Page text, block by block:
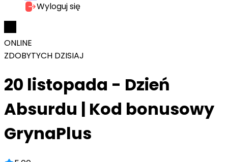
Wyloguj się
ONLINE
ZDOBYTYCH DZISIAJ
20 listopada - Dzień
Absurdu | Kod bonusowy
GrynaPlus